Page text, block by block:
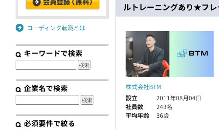
ルトレーニングあり★フ
株式会社BTM
設立
2011年08月04日
社員数
243名
平均年齢
36歳
コーディング転職とは
キーワードで検索
企業名で検索
必須要件で絞る